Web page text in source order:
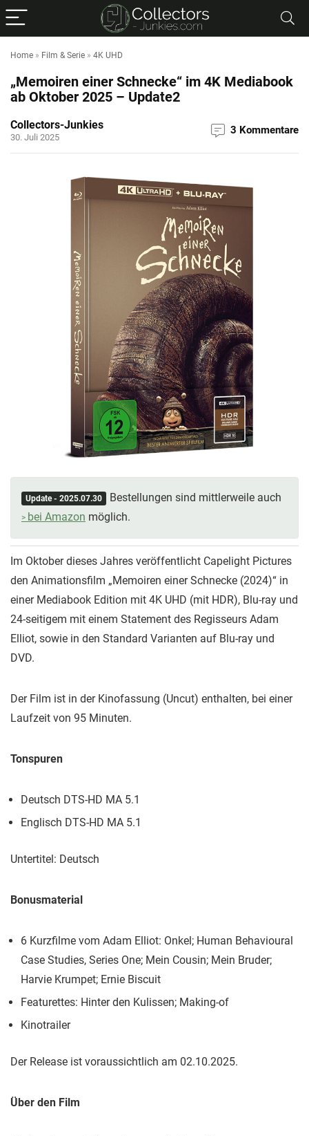
Home » Film & Serie » 4K UHD
„Memoiren einer Schnecke“ im 4K Mediabook
ab Oktober 2025 – Update2
Collectors-Junkies
30. Juli 2025
3 Kommentare
Update - 2025.07.30
Bestellungen sind mittlerweile auch
bei Amazon möglich.
Im Oktober dieses Jahres veröffentlicht Capelight Pictures
den Animationsfilm „Memoiren einer Schnecke (2024)“ in
einer Mediabook Edition mit 4K UHD (mit HDR), Blu-ray und
24-seitigem mit einem Statement des Regisseurs Adam
Elliot, sowie in den Standard Varianten auf Blu-ray und
DVD.
Der Film ist in der Kinofassung (Uncut) enthalten, bei einer
Laufzeit von 95 Minuten.
Tonspuren
Deutsch DTS-HD MA 5.1
Englisch DTS-HD MA 5.1
Untertitel: Deutsch
Bonusmaterial
6 Kurzfilme vom Adam Elliot: Onkel; Human Behavioural
Case Studies, Series One; Mein Cousin; Mein Bruder;
Harvie Krumpet; Ernie Biscuit
Featurettes: Hinter den Kulissen; Making-of
Kinotrailer
Der Release ist voraussichtlich am 02.10.2025.
Über den Film